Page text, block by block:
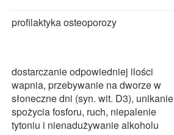
profilaktyka osteoporozy
dostarczanie odpowiedniej ilości
wapnia, przebywanie na dworze w
słoneczne dni (syn. wit. D3), unikanie
spożycia fosforu, ruch, niepalenie
tytoniu i nienadużywanie alkoholu